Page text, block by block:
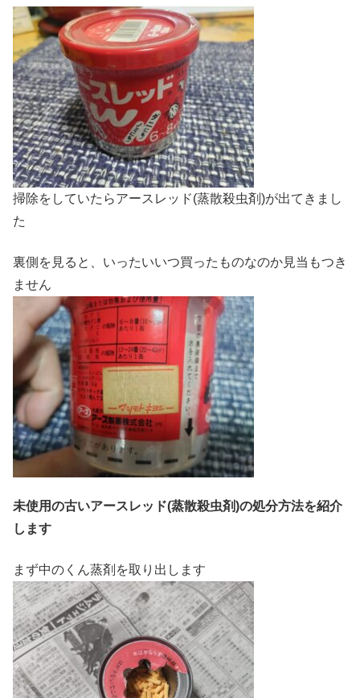
掃除をしていたらアースレッド(蒸散殺虫剤)が出てきまし
た
裏側を見ると、いったいいつ買ったものなのか見当もつき
ません
未使用の古いアースレッド(蒸散殺虫剤)の処分方法を紹介
します
まず中のくん蒸剤を取り出します